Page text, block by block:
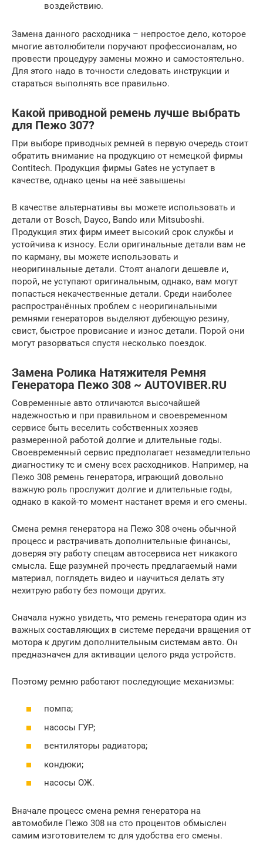
воздействию.
Замена данного расходника – непростое дело, которое
многие автолюбители поручают профессионалам, но
провести процедуру замены можно и самостоятельно.
Для этого надо в точности следовать инструкции и
стараться выполнять все правильно.
Какой приводной ремень лучше выбрать
для Пежо 307?
При выборе приводных ремней в первую очередь стоит
обратить внимание на продукцию от немецкой фирмы
Contitech. Продукция фирмы Gates не уступает в
качестве, однако цены на неё завышены
В качестве альтернативы вы можете использовать и
детали от Bosch, Dayco, Bando или Mitsuboshi.
Продукция этих фирм имеет высокий срок службы и
устойчива к износу. Если оригинальные детали вам не
по карману, вы можете использовать и
неоригинальные детали. Стоят аналоги дешевле и,
порой, не уступают оригинальным, однако, вам могут
попасться некачественные детали. Среди наиболее
распространённых проблем с неоригинальными
ремнями генераторов выделяют дубеющую резину,
свист, быстрое провисание и износ детали. Порой они
могут разорваться спустя несколько поездок.
Замена Ролика Натяжителя Ремня
Генератора Пежо 308 ~ AUTOVIBER.RU
Современные авто отличаются высочайшей
надежностью и при правильном и своевременном
сервисе быть веселить собственных хозяев
размеренной работой долгие и длительные годы.
Своевременный сервис предполагает незамедлительно
диагностику тс и смену всех расходников. Например, на
Пежо 308 ремень генератора, играющий довольно
важную роль прослужит долгие и длительные годы,
однако в какой-то момент настанет время и его смены.
Смена ремня генератора на Пежо 308 очень обычной
процесс и растрачивать дополнительные финансы,
доверяя эту работу спецам автосервиса нет никакого
смысла. Еще разумней прочесть предлагаемый нами
материал, поглядеть видео и научиться делать эту
нехитрую работу без помощи других.
Сначала нужно увидеть, что ремень генератора один из
важных составляющих в системе передачи вращения от
мотора к другим дополнительным системам авто. Он
предназначен для активации целого ряда устройств.
Поэтому ремню работают последующие механизмы:
помпа;
насосы ГУР;
вентиляторы радиатора;
кондюки;
насосы ОЖ.
Вначале процесс смена ремня генератора на
автомобиле Пежо 308 на сто процентов обмыслен
самим изготовителем тс для удобства его смены.